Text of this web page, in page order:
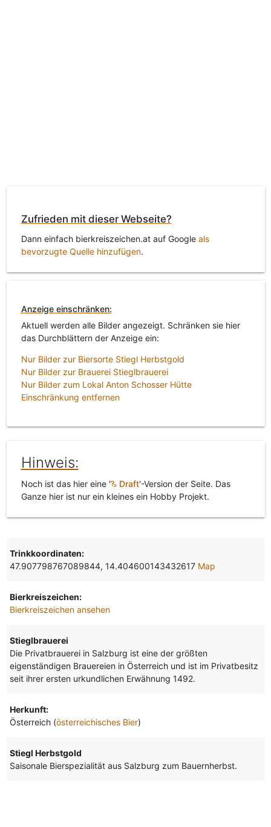
Zufrieden mit dieser Webseite?
Dann einfach bierkreiszeichen.at auf Google als
bevorzugte Quelle hinzufügen.
Anzeige einschränken:
Aktuell werden alle Bilder angezeigt. Schränken sie hier
das Durchblättern der Anzeige ein:
Nur Bilder zur Biersorte Stiegl Herbstgold
Nur Bilder zur Brauerei Stieglbrauerei
Nur Bilder zum Lokal Anton Schosser Hütte
Einschränkung entfernen
Hinweis:
Noch ist das hier eine ' Draft'-Version der Seite. Das
Ganze hier ist nur ein kleines ein Hobby Projekt.
Trinkkoordinaten:
47.907798767089844, 14.404600143432617 Map
Bierkreiszeichen:
Bierkreiszeichen ansehen
Stieglbrauerei
Die Privatbrauerei in Salzburg ist eine der größten
eigenständigen Brauereien in Österreich und ist im Privatbesitz
seit ihrer ersten urkundlichen Erwähnung 1492.
Herkunft:
Österreich (österreichisches Bier)
Stiegl Herbstgold
Saisonale Bierspezialität aus Salzburg zum Bauernherbst.